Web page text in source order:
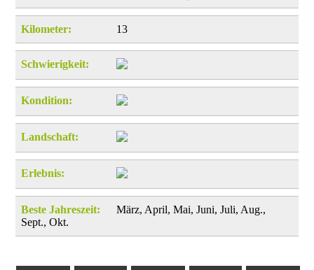
Kilometer: 13
Schwierigkeit:
Kondition:
Landschaft:
Erlebnis:
Beste Jahreszeit:
März, April, Mai, Juni, Juli, Aug.,
Sept., Okt.